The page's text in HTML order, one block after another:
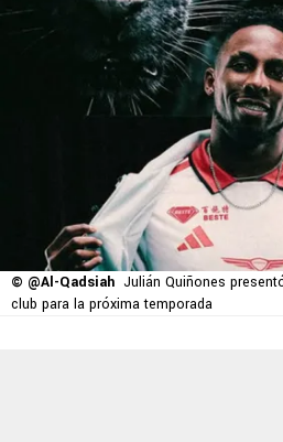
© @Al-Qadsiah Julián Quiñones
club para la próxima temporada